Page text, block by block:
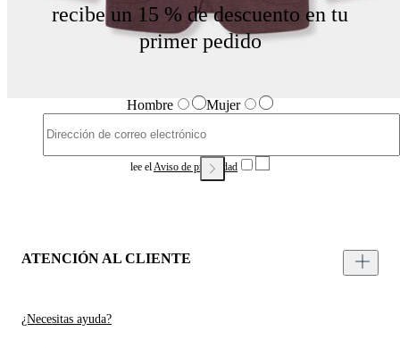
recibe un 15 % de descuento en tu
primer pedido
Hombre Mujer
lee elAviso de privacidad
ATENCIÓN AL CLIENTE
¿Necesitas ayuda?